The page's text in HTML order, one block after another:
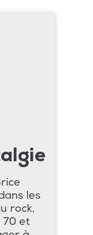
les
rock,
70 et